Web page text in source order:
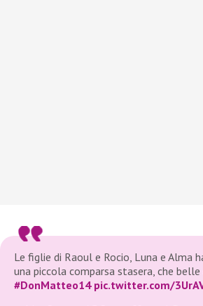
Le figlie di Raoul e Rocio, Luna e Alma
una piccola comparsa stasera, che
#DonMatteo14 pic.twitter.com/